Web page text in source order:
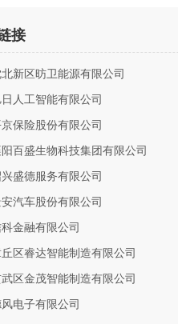
接
新区昉卫能源有限公司
人工智能有限公司
保险股份有限公司
百盛生物科技集团有限公司
盛德服务有限公司
汽车股份有限公司
金融有限公司
区睿达智能制造有限公司
区金茂智能制造有限公司
电子有限公司